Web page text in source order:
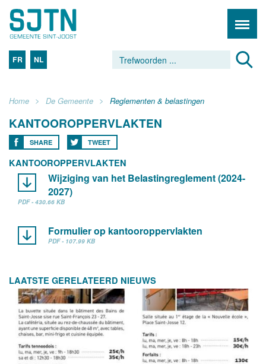
FR NL
Home De Gemeente Reglementen & belastingen
KANTOOROPPERVLAKTEN
SHARE TWEET
KANTOOROPPERVLAKTEN
Wijziging van het Belastingreglement (2024-
2027)
PDF - 430.66 KB
Formulier op kantooroppervlakten
PDF - 107.99 KB
LAATSTE GERELATEERD NIEUWS